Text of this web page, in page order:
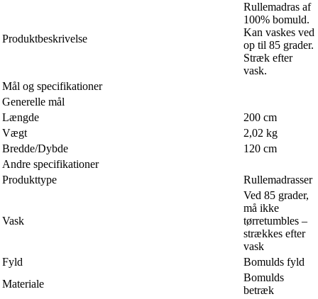
Produktbeskrivelse
Rullemadras af
100% bomuld.
Kan vaskes ved
op til 85 grader.
Stræk efter
vask.
Mål og specifikationer
Generelle mål
Længde
200 cm
Vægt
2,02 kg
Bredde/Dybde
120 cm
Andre specifikationer
Produkttype
Rullemadrasser
Vask
Ved 85 grader,
må ikke
tørretumbles –
strækkes efter
vask
Fyld
Bomulds fyld
Materiale
Bomulds
betræk